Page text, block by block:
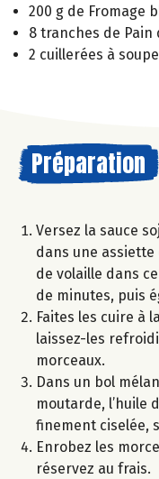
200 g de Fromage
8 tranches de Pain
2 cuillerées à
Préparation
Versez la sauce
dans une
de volaille dans
de minutes, puis
Faites les cuire à
laissez-les
morceaux.
Dans un bol
moutarde, l’huile
finement ciselée,
Enrobez les
réservez au frais.